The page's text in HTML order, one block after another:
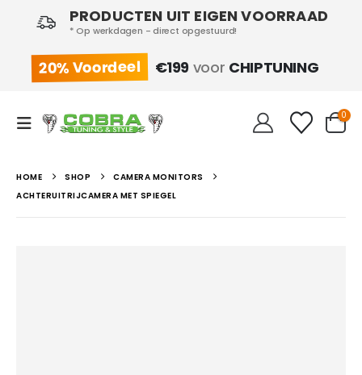
PRODUCTEN UIT EIGEN VOORRAAD
* Op werkdagen - direct opgestuurd!
20% Voordeel €199 voor CHIPTUNING
0
HOME SHOP
CAMERA MONITORS
ACHTERUITRIJCAMERA MET SPIEGEL